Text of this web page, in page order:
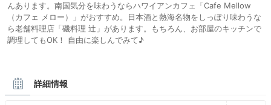
んあります。南国気分を味わうならハワイアンカフェ「Cafe Mellow
（カフェ メロー）」がおすすめ。日本酒と熱海名物をしっぽり味わうな
ら老舗料理店「磯料理 辻」があります。もちろん、お部屋のキッチンで
調理してもOK！ 自由に楽しんでみて♪
詳細情報